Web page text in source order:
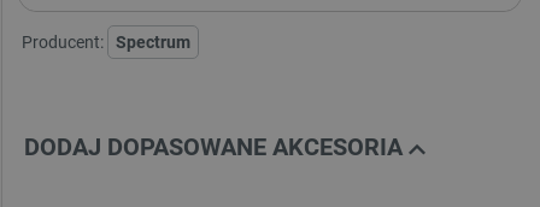
Producent: Spectrum
DODAJ DOPASOWANE AKCESORIA